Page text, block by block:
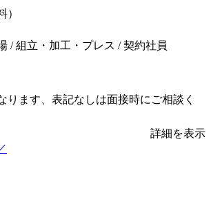
）
/ 組立・加工・プレス / 契約社員
ります、表記なしは面接時にご相談く
詳細を表示